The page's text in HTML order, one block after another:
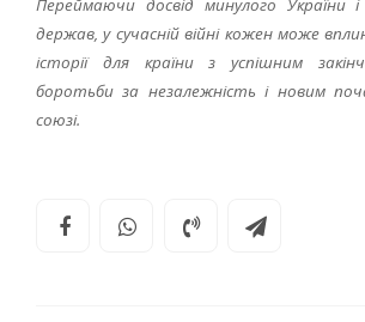
Переймаючи досвід минулого України
держав, у сучасній війні кожен може
історії для країни з успішним
боротьби за незалежність і новим
союзі.